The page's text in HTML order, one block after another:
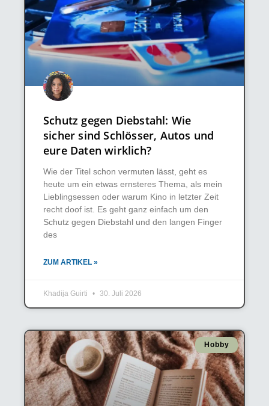
Schutz gegen Diebstahl: Wie
sicher sind Schlösser, Autos und
eure Daten wirklich?
Wie der Titel schon vermuten lässt, geht es
heute um ein etwas ernsteres Thema, als mein
Lieblingsessen oder warum Kino in letzter Zeit
recht doof ist. Es geht ganz einfach um den
Schutz gegen Diebstahl und den langen Finger
des
ZUM ARTIKEL »
Khadija Guirti 30. Juli 2026
Hobby